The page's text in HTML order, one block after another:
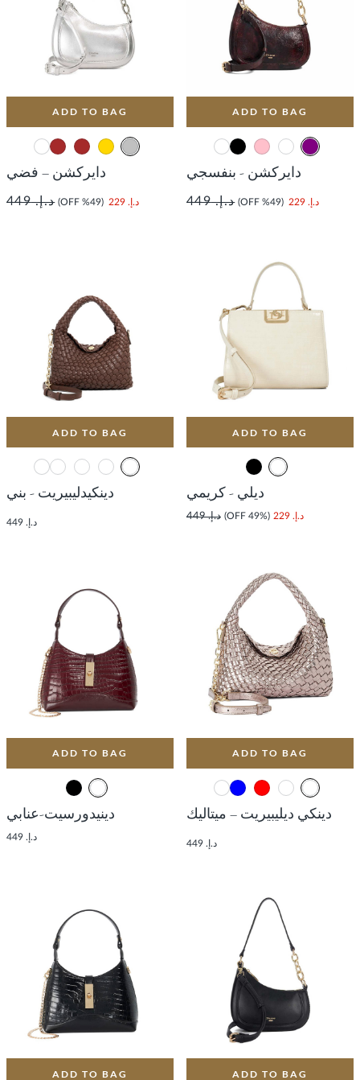
ADD TO BAG
دايركشن - بنفسجي
د.إ. 229 (49% OFF) د.إ. 449
ADD TO BAG
دايركشن – فضي
د.إ. 229 (49% OFF) د.إ. 449
ADD TO BAG
ديلي - كريمي
د.إ. 229 (49% OFF) د.إ. 449
ADD TO BAG
دينكيدليبيريت - بني
د.إ. 449
ADD TO BAG
دينكي ديليبيريت – ميتاليك
د.إ. 449
ADD TO BAG
دينيدورسيت-عنابي
د.إ. 449
ADD TO BAG
ADD TO BAG